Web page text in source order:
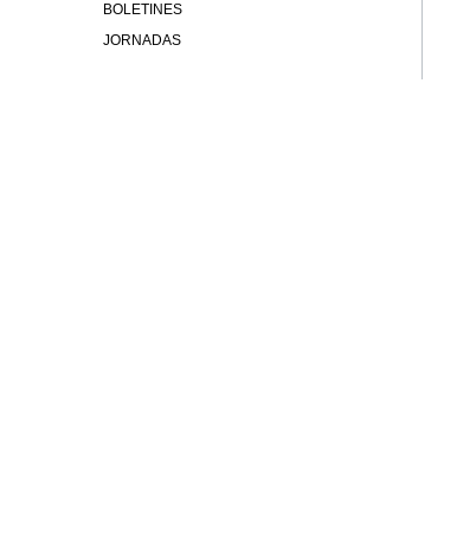
BOLETINES
JORNADAS